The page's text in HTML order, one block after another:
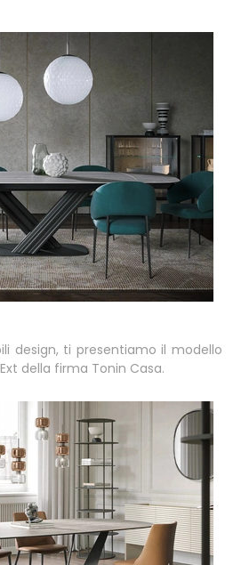
design, ti presentiamo il modello
della firma Tonin Casa.